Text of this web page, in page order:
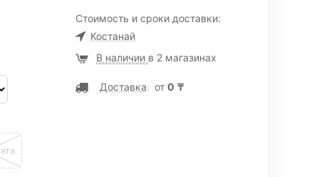
Стоимость и сроки доставки:
Костанай
В наличии в 2 магазинах
Доставка: от 0 ₸